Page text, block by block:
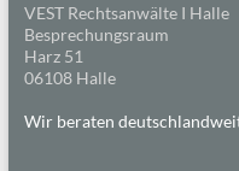
VEST Rechtsanwälte I Halle
Besprechungsraum
Harz 51
06108 Halle
Wir beraten